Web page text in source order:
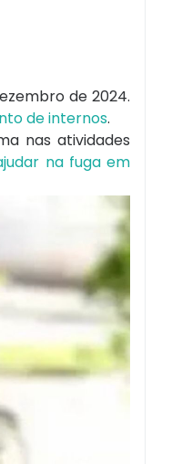
de 2024.
de internos.
nas atividades
na fuga em